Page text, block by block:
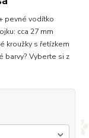
pevné vodítko
cca 27 mm
kroužky s řetízkem
barvy? Vyberte si z